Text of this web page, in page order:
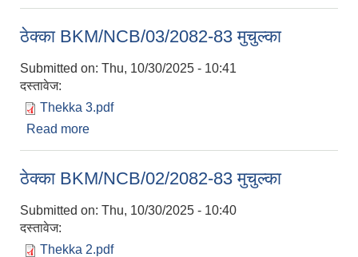
ठेक्का BKM/NCB/03/2082-83 मुचुल्का
Submitted on: Thu, 10/30/2025 - 10:41
दस्तावेज:
Thekka 3.pdf
Read more
ठेक्का BKM/NCB/02/2082-83 मुचुल्का
Submitted on: Thu, 10/30/2025 - 10:40
दस्तावेज:
Thekka 2.pdf